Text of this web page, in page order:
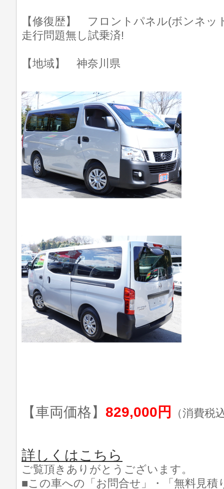
【修復歴】 フロントパネル(ボンネッ
走行問題無し試乗済!
【地域】 神奈川県
【車両価格】 829,000円 （消費税
詳しくはこちら
ご覧頂きありがとうございます。
■この車への「お問合せ」・「無料見積